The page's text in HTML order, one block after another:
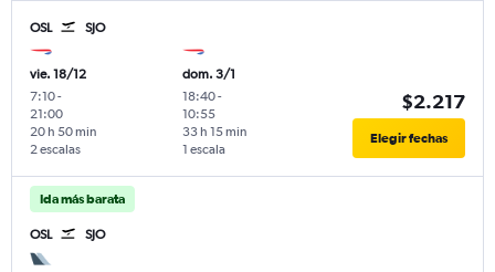
OSL SJO
vie. 18/12
7:10-
21:00
2 escalas
20 h 50 min
dom. 3/1
18:40-
10:55
1 escala
33 h 15 min
$2.217
Elegir fechas
Ida más barata
OSL SJO